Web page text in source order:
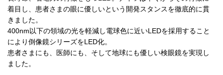
着目し、患者さまの眼に優しいという開発スタンスを徹底的に貫
きました。
400nm以下の領域の光を軽減し電球色に近いLEDを採用すること
により倒像鏡シリーズをLED化。
患者さまにも、医師にも、そして地球にも優しい検眼鏡を実現し
ました。